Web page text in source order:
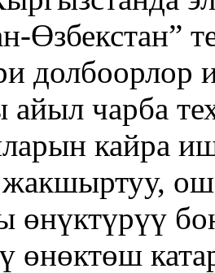
Өзбекстан”
айыл чарба
кайра
жакшыртуу,
өнүктүрүү
өнөктөш